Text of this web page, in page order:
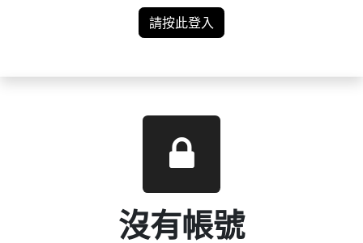
請按此登入
沒有帳號